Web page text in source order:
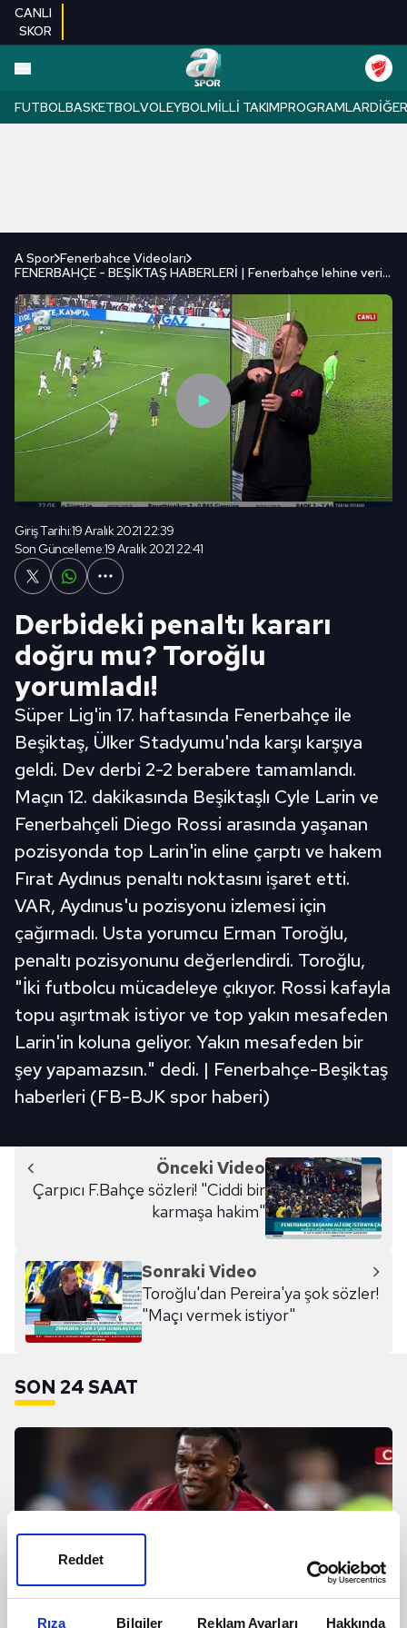
Rıza Bilgiler Reklam Ayarları Hakkında
Reddet
CANLI
SKOR
FUTBOLBASKETBOLVOLEYBOLMILLI TAKIMPROGRAMLARDIĞER
A Spor Fenerbahce Videoları
FENERBAHÇE - BEŞİKTAŞ HABERLERİ | Fenerbahçe lehine verilen penaltı kararı doğru mu? Erman Toroğlu yorumladı!
Giriş Tarihi:19 Aralık 2021 22:39
Son Güncelleme:19 Aralık 2021 22:41
Derbideki penaltı kararı
doğru mu? Toroğlu
yorumladı!
Süper Lig'in 17. haftasında Fenerbahçe ile
Beşiktaş, Ülker Stadyumu'nda karşı karşıya
geldi. Dev derbi 2-2 berabere tamamlandı.
Maçın 12. dakikasında Beşiktaşlı Cyle Larin ve
Fenerbahçeli Diego Rossi arasında yaşanan
pozisyonda top Larin'in eline çarptı ve hakem
Fırat Aydınus penaltı noktasını işaret etti.
VAR, Aydınus'u pozisyonu izlemesi için
çağırmadı. Usta yorumcu Erman Toroğlu,
penaltı pozisyonunu değerlendirdi. Toroğlu,
"İki futbolcu mücadeleye çıkıyor. Rossi kafayla
topu aşırtmak istiyor ve top yakın mesafeden
Larin'in koluna geliyor. Yakın mesafeden bir
şey yapamazsın." dedi. | Fenerbahçe-Beşiktaş
haberleri (FB-BJK spor haberi)
Önceki Video
Çarpıcı F.Bahçe sözleri! "Ciddi bir
karmaşa hakim"
Sonraki Video
Toroğlu'dan Pereira'ya şok sözler!
"Maçı vermek istiyor"
SON 24 SAAT